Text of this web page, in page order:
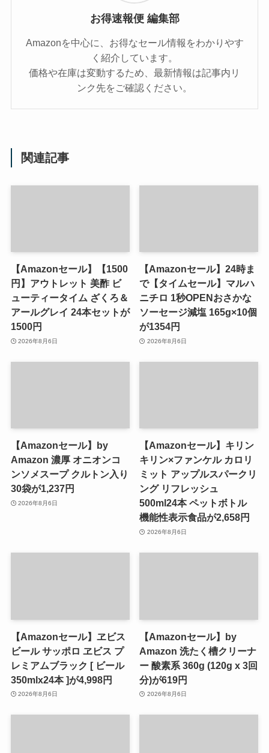
お得速報便 編集部
Amazonを中心に、お得なセール情報をわかりやす
く紹介しています。
価格や在庫は変動するため、最新情報は記事内リ
ンク先をご確認ください。
関連記事
【Amazonセール】【1500
円】アウトレット 美酢 ビ
ューティータイム ざくろ＆
アールグレイ 24本セットが
1500円
2026年8月6日
【Amazonセール】24時ま
で【タイムセール】マルハ
ニチロ 1秒OPENおさかな
ソーセージ減塩 165g×10個
が1354円
2026年8月6日
【Amazonセール】by
Amazon 濃厚 オニオンコ
ンソメスープ クルトン入り
30袋が1,237円
2026年8月6日
【Amazonセール】キリン
キリン×ファンケル カロリ
ミット アップルスパークリ
ング リフレッシュ
500ml24本 ペットボトル
機能性表示食品が2,658円
2026年8月6日
【Amazonセール】ヱビス
ビール サッポロ ヱビス プ
レミアムブラック [ ビール
350mlx24本 ]が4,998円
2026年8月6日
【Amazonセール】by
Amazon 洗たく槽クリーナ
ー 酸素系 360g (120g x 3回
分)が619円
2026年8月6日